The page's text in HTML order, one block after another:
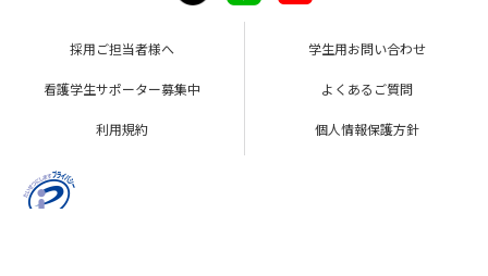
採用ご担当者様へ 学生用お問い合わせ
看護学生サポーター募集中 よくあるご質問
利用規約 個人情報保護方針